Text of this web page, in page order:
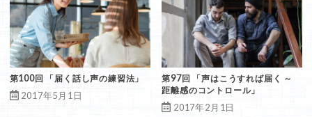
第100回 「届く話し声の練習法」
2017年5月1日
第97回 「声はこうすれば届く ～
距離感のコントロール」
2017年2月1日